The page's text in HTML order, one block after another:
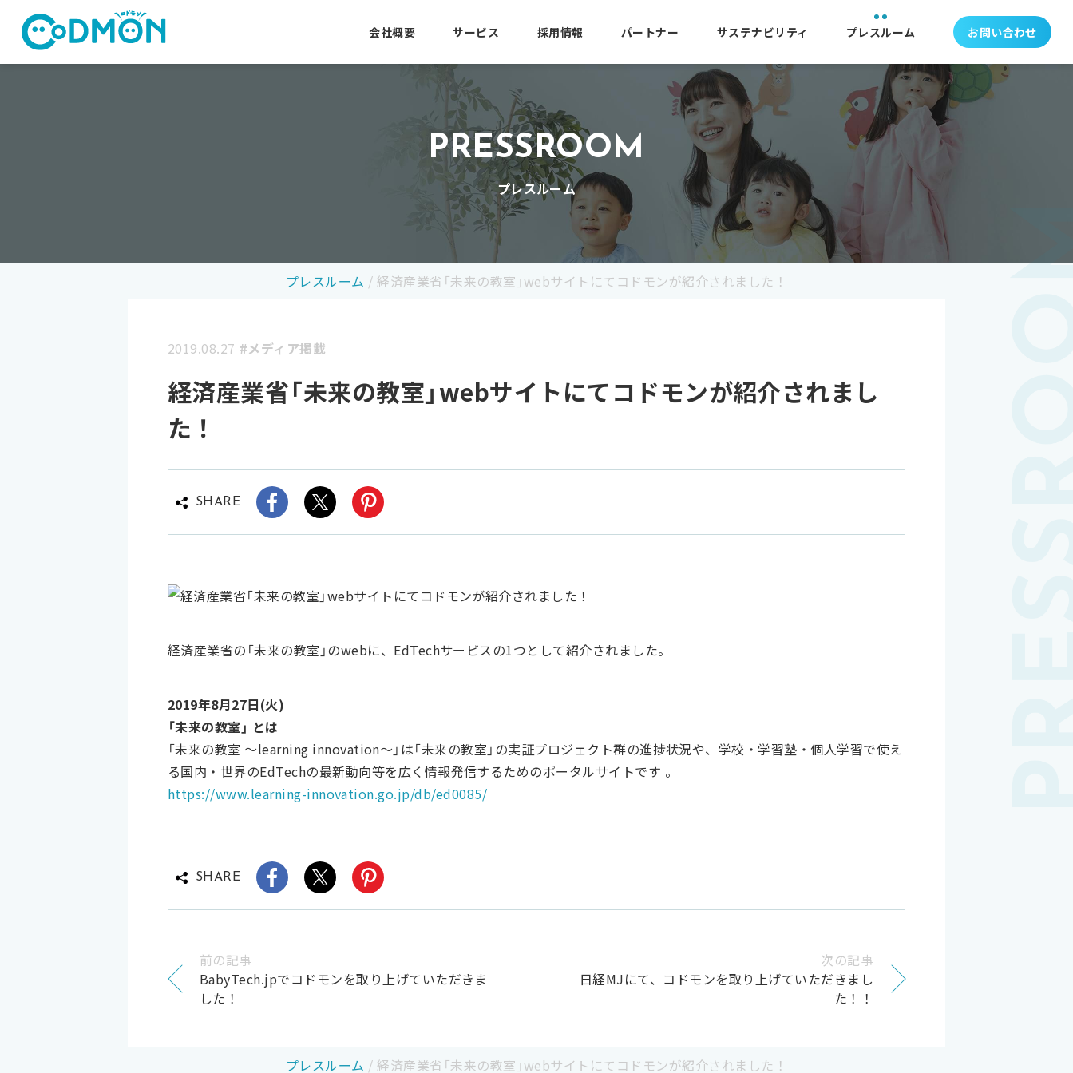
コドモン
会社概要 サービス 採用情報 パートナー サステナビリティ プレスルーム お問い合わせ
PRESSROOM
プレスルーム
プレスルーム /経済産業省「未来の教室」webサイトにてコドモンが紹介されました！
2019.08.27 #メディア掲載
経済産業省「未来の教室」webサイトにてコドモンが紹介されまし
た！
SHARE
経済産業省の「未来の教室」のwebに、EdTechサービスの1つとして紹介されました。
2019年8月27日(火)
「未来の教室」 とは
「未来の教室 ～learning innovation～」は「未来の教室」の実証プロジェクト群の進捗状況や、学校・学習塾・個人学習で使え
る国内・世界のEdTechの最新動向等を広く情報発信するためのポータルサイトです 。
https://www.learning-innovation.go.jp/db/ed0085/
SHARE
前の記事
BabyTech.jpでコドモンを取り上げていただきま
した！
次の記事
日経MJにて、コドモンを取り上げていただきまし
た！！
プレスルーム /経済産業省「未来の教室」webサイトにてコドモンが紹介されました！